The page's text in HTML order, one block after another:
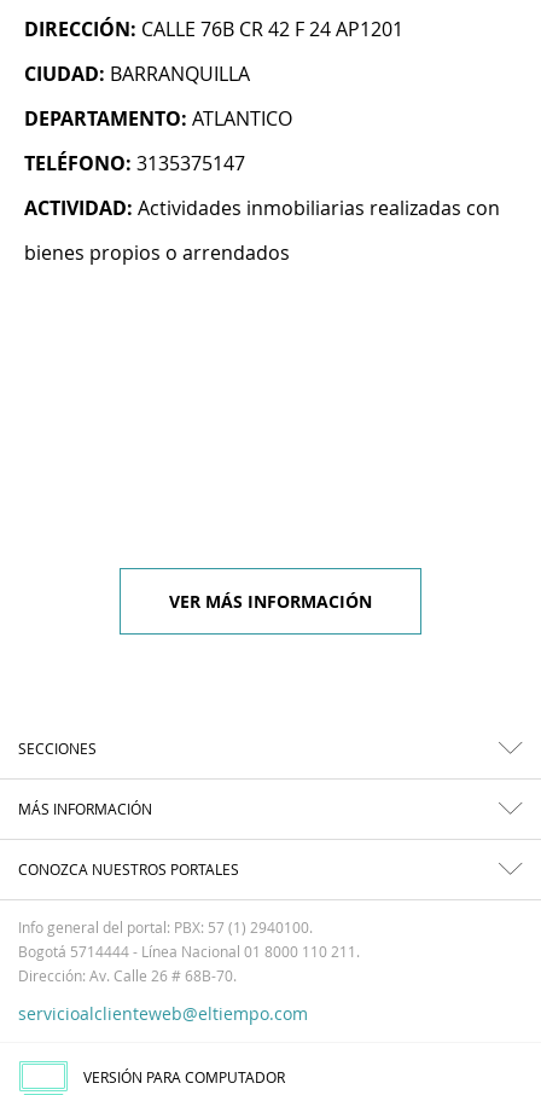
DIRECCIÓN: CALLE 76B CR 42 F 24 AP1201
CIUDAD: BARRANQUILLA
DEPARTAMENTO: ATLANTICO
TELÉFONO: 3135375147
ACTIVIDAD: Actividades inmobiliarias realizadas con
bienes propios o arrendados
VER MÁS INFORMACIÓN
SECCIONES
MÁS INFORMACIÓN
CONOZCA NUESTROS PORTALES
Info general del portal: PBX: 57 (1) 2940100.
Bogotá 5714444 - Línea Nacional 01 8000 110 211.
Dirección: Av. Calle 26 # 68B-70.
servicioalclienteweb@eltiempo.com
VERSIÓN PARA COMPUTADOR